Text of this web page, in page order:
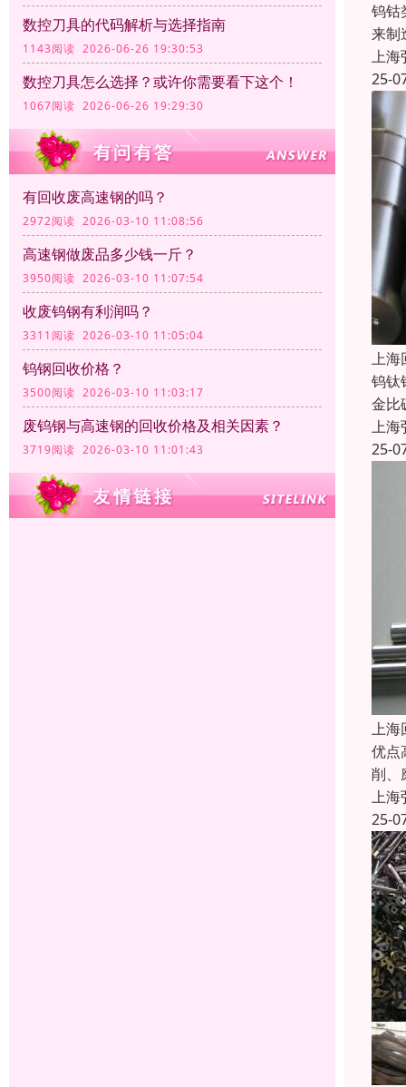
数控刀具的代码解析与选择指南
1143阅读 2026-06-26 19:30:53
数控刀具怎么选择？或许你需要看下这个！
1067阅读 2026-06-26 19:29:30
有回收废高速钢的吗？
2972阅读 2026-03-10 11:08:56
高速钢做废品多少钱一斤？
3950阅读 2026-03-10 11:07:54
收废钨钢有利润吗？
3311阅读 2026-03-10 11:05:04
钨钢回收价格？
3500阅读 2026-03-10 11:03:17
废钨钢与高速钢的回收价格及相关因素？
3719阅读 2026-03-10 11:01:43
钨钴
来制
上海
25-
上海
钨钛
金比
上海
25-
上海
优点
削、
上海
25-